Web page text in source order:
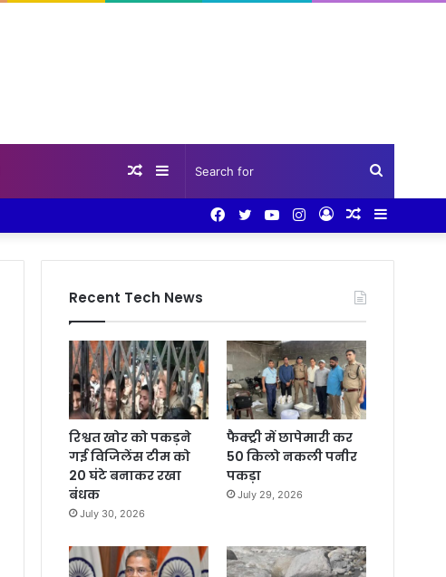
Search
for
Sidebar
Random
Sidebar
Random
Log
Instagram
YouTube
Twitter
Facebook
Recent Tech News
रिश्वत खोर को पकड़ने
गई विजिलेंस टीम को
20 घंटे बनाकर रखा
बंधक
July 30, 2026
फैक्ट्री में छापेमारी कर
50 किलो नकली पनीर
पकड़ा
July 29, 2026